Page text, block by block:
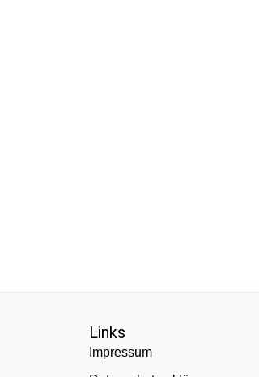
Links
Impressum